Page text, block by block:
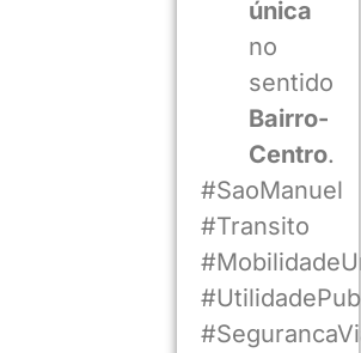
única
no
sentido
Bairro-
Centro.
#SaoManuel
#Transito